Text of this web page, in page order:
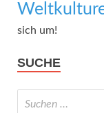
sich um!
SUCHE